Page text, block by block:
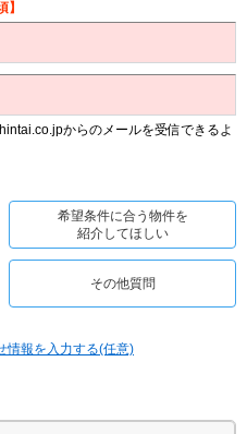
】
からのメールを受信できるよ
希望条件に合う物件を
紹介してほしい
その他質問
情報を入力する(任意)